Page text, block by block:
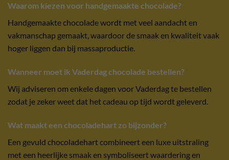
Waarom kiezen voor handgemaakte chocolade?
Handgemaakte chocolade wordt met veel aandacht en
vakmanschap gemaakt, waardoor de smaak en kwaliteit vaak
hoger liggen dan bij massaproductie.
Wanneer moet ik Vaderdag chocolade bestellen?
Wij adviseren om enkele dagen voor Vaderdag te bestellen
zodat je zeker weet dat het cadeau op tijd wordt geleverd.
Wat maakt een chocoladehart zo bijzonder?
Een gevuld chocoladehart combineert een luxe uitstraling
met een heerlijke smaak en symboliseert waardering en